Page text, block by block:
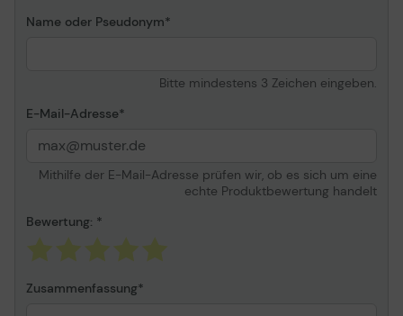
Name oder Pseudonym
Bitte mindestens 3 Zeichen eingeben.
E-Mail-Adresse
Mithilfe der E-Mail-Adresse prüfen wir, ob es sich um eine
echte Produktbewertung handelt
Bewertung:
Zusammenfassung